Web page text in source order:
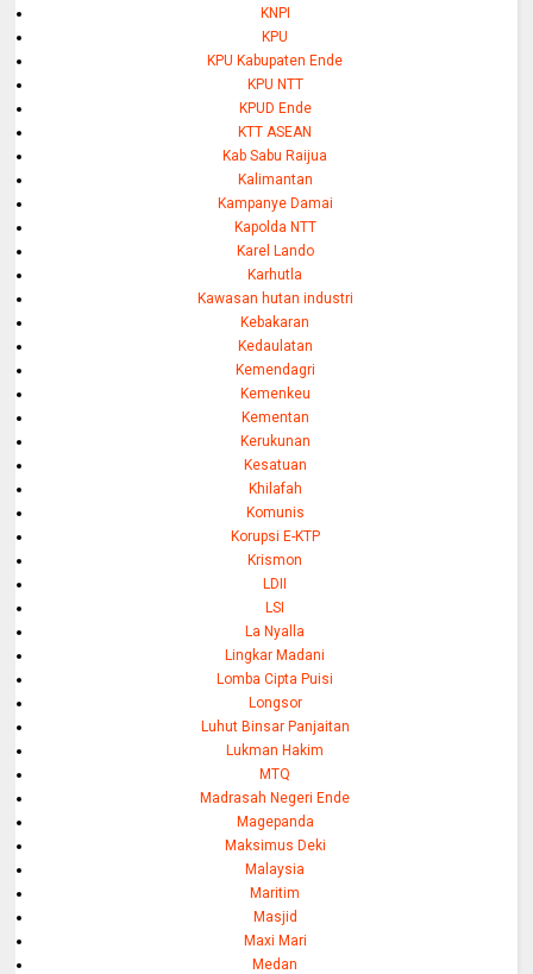
KNPI
KPU
KPU Kabupaten Ende
KPU NTT
KPUD Ende
KTT ASEAN
Kab Sabu Raijua
Kalimantan
Kampanye Damai
Kapolda NTT
Karel Lando
Karhutla
Kawasan hutan industri
Kebakaran
Kedaulatan
Kemendagri
Kemenkeu
Kementan
Kerukunan
Kesatuan
Khilafah
Komunis
Korupsi E-KTP
Krismon
LDII
LSI
La Nyalla
Lingkar Madani
Lomba Cipta Puisi
Longsor
Luhut Binsar Panjaitan
Lukman Hakim
MTQ
Madrasah Negeri Ende
Magepanda
Maksimus Deki
Malaysia
Maritim
Masjid
Maxi Mari
Medan